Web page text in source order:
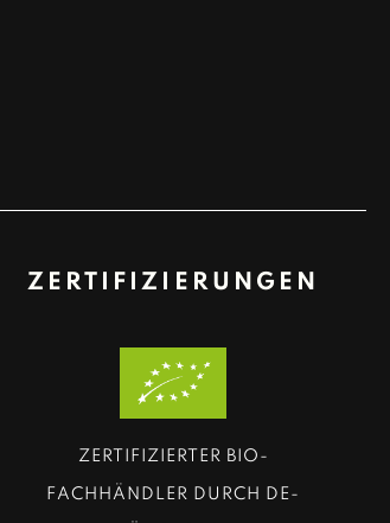
ZERTIFIZIERUNGEN
ZERTIFIZIERTER BIO-
FACHHÄNDLER DURCH DE-